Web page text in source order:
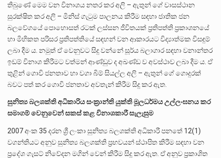
තිබුණේ මෙම වන විනාශය නතර කර අලි – ඇතුන් ගේ වාසස්ථාන
සුරක්ෂිත කර අලි – මිනිස් ගැටුම පාලනය කිරීම සඳහා ජාතික ජන
බලවේගයේ පොහොසත් රටක් ලස්සන ජීවිතයක් ප්‍රතිපත්ති ප්‍රකාශනයේ
හා මිහිකත පරිසර ප්‍රතිපත්තියේ සඳහන් වන ආකාරයට විද්‍යාත්මක විසඳුම්
ලබා දීම ය. නමුත් ඒ වෙනුවට සිදු වන්නේ සූර්ය බලාගාර සඳහා වනාන්තර
ඉඩම් විනාශ කිරීමට වත්මන් ආණ්ඩුව ද අඛණ්ඩ ව අවස්ථාව ලබා දීම ය. ඒ
තුළින් ගොවි ජනතාව හා වගා බිම් සියල්ල අලි – ඇතුන් ගේ ගොදුරක්
බවට පත් කර ගොවි ජනතාව අවතැන් කිරීම සිදු කර ඇත.
සුනිත්‍ය බලශක්ති අධිකාරිය සංක්‍රාන්ති යුක්ති මූලධර්මය උල්ලංඝනය කර
සමාගම් වෙනුවෙන් සකස් කළ විනාශකාරී සැලැසුම
2007 අංක 35 දරන ශ්‍රී ලංකා සුනිත්‍ය බලශක්ති අධිකාරී පනතේ 12(1)
වගන්තියට අනුව සුනිත්‍ය බලශක්ති ප්‍රභවයන් ස්ථාපිත කිරීම සඳහා වන
ප්‍රදේශ ගැසට් නිවේදන මගින් වෙන් කිරීම සිදු කර ඇත. ඒ අනුව ප්‍රකාශිත